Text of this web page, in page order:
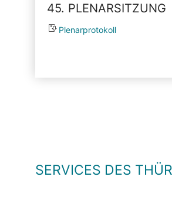
45. PLENARSITZUNG
Plenarprotokoll
SERVICES DES